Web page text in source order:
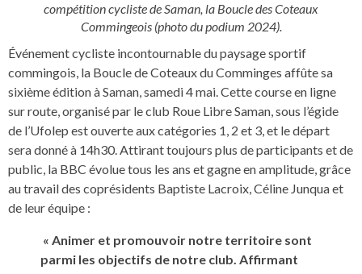
compétition cycliste de Saman, la Boucle des Coteaux
Commingeois (photo du podium 2024).
Événement cycliste incontournable du paysage sportif
commingois, la Boucle de Coteaux du Comminges affûte sa
sixième édition à Saman, samedi 4 mai. Cette course en ligne
sur route, organisé par le club Roue Libre Saman, sous l’égide
de l’Ufolep est ouverte aux catégories 1, 2 et 3, et le départ
sera donné à 14h30. Attirant toujours plus de participants et de
public, la BBC évolue tous les ans et gagne en amplitude, grâce
au travail des coprésidents Baptiste Lacroix, Céline Junqua et
de leur équipe :
« Animer et promouvoir notre territoire sont
parmi les objectifs de notre club. Affirmant